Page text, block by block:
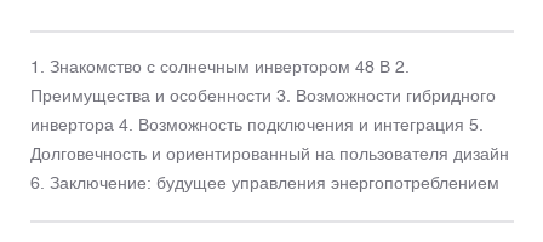
1. Знакомство с солнечным инвертором 48 В 2.
Преимущества и особенности 3. Возможности гибридного
инвертора 4. Возможность подключения и интеграция 5.
Долговечность и ориентированный на пользователя дизайн
6. Заключение: будущее управления энергопотреблением